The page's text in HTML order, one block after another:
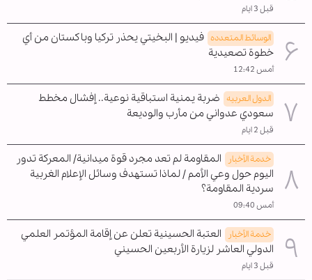
قبل 3 ايام
الوسائط المتعدده فيديو | البخيتي يحذر تركيا وباكستان من أي
خطوة تصعيدية
أمس 12:42
الدول العربیه ضربة يمنية استباقية نوعية.. إفشال مخطط
سعودي عدواني من مأرب والوديعة
قبل 2 ايام
خدمة الأخبار
المقاومة لم تعد مجرد قوة ميدانية/ المعركة تدور
اليوم حول وعي الأمم / لماذا تستهدف وسائل الإعلام الغربية
سردية المقاومة؟
أمس 09:40
خدمة الأخبار
العتبة الحسينية تعلن عن إقامة المؤتمر العلمي
الدولي العاشر لزيارة الأربعين الحسيني
قبل 3 ايام